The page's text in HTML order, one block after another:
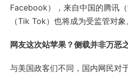
Facebook），来自中国的腾讯
（Tik Tok）也将成为受监管对象
网友这次站苹果？侧载并非万恶
与美国政客们不同，国内网民对